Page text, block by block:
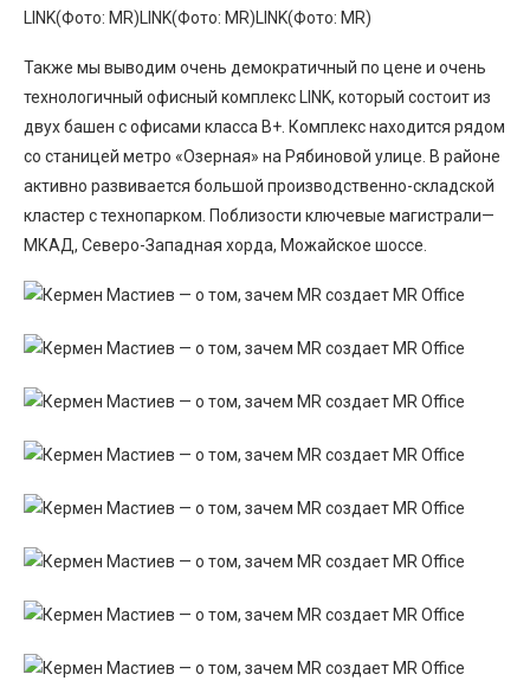
LINK(Фото: MR)LINK(Фото: MR)LINK(Фото: MR)
Также мы выводим очень демократичный по цене и очень
технологичный офисный комплекс LINK, который состоит из
двух башен с офисами класса В+. Комплекс находится рядом
со станицей метро «Озерная» на Рябиновой улице. В районе
активно развивается большой производственно-складской
кластер с технопарком. Поблизости ключевые магистрали—
МКАД, Северо-Западная хорда, Можайское шоссе.